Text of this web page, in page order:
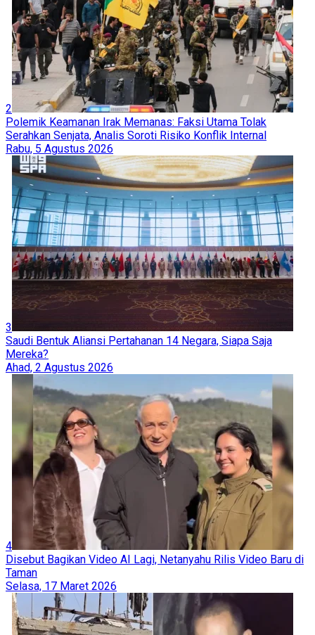
2
Polemik Keamanan Irak Memanas: Faksi Utama Tolak
Serahkan Senjata, Analis Soroti Risiko Konflik Internal
Rabu, 5 Agustus 2026
3
Saudi Bentuk Aliansi Pertahanan 14 Negara, Siapa Saja
Mereka?
Ahad, 2 Agustus 2026
4
Disebut Bagikan Video AI Lagi, Netanyahu Rilis Video Baru di
Taman
Selasa, 17 Maret 2026